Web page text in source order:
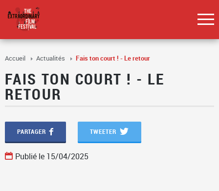
Accueil Actualités Fais ton court ! - Le retour
FAIS TON COURT ! - LE
RETOUR
PARTAGER TWEETER
Publié le 15/04/2025